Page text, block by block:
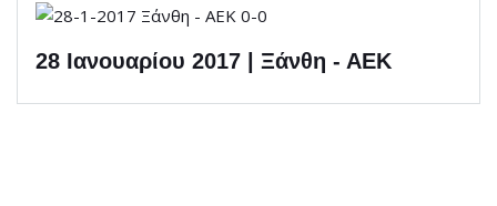
28 Ιανουαρίου 2017 | Ξάνθη - ΑΕΚ